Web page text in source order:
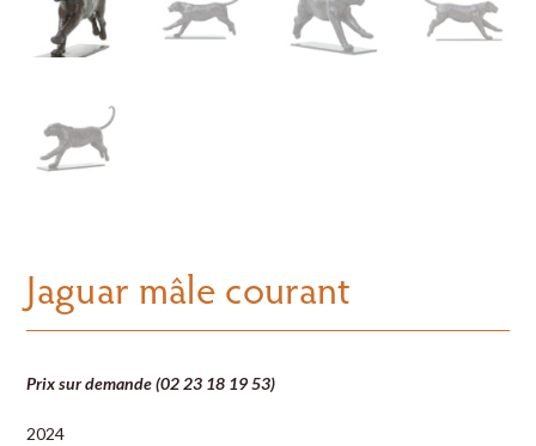
Jaguar mâle courant
Prix sur demande (02 23 18 19 53)
2024